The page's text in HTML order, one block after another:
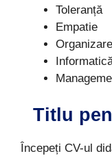
Toleranță
Empatie
Organizare
Titlu
Începeți CV-ul